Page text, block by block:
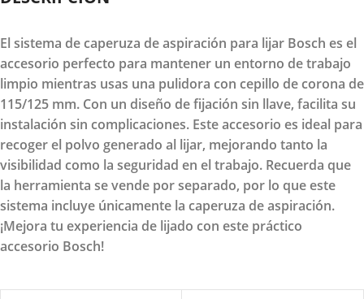
El sistema de caperuza de aspiración para lijar Bosch es el
accesorio perfecto para mantener un entorno de trabajo
limpio mientras usas una pulidora con cepillo de corona de
115/125 mm. Con un diseño de fijación sin llave, facilita su
instalación sin complicaciones. Este accesorio es ideal para
recoger el polvo generado al lijar, mejorando tanto la
visibilidad como la seguridad en el trabajo. Recuerda que
la herramienta se vende por separado, por lo que este
sistema incluye únicamente la caperuza de aspiración.
¡Mejora tu experiencia de lijado con este práctico
accesorio Bosch!